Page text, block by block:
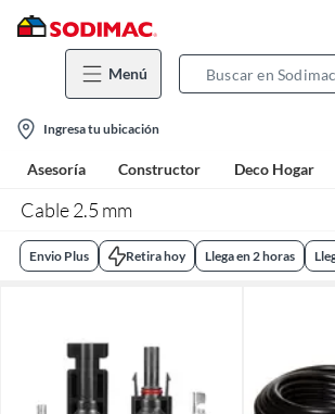
Menú
location-
icon
Ingresa tu ubicación
Asesoría Constructor Deco Hogar
Cable 2.5 mm
Envio Plus Retira hoy Llega en 2 horas